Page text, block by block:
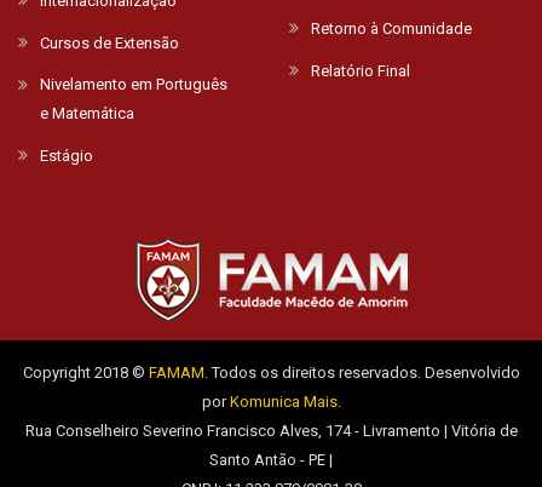
Cursos de Extensão
Nivelamento em Português
e Matemática
Estágio
Retorno à Comunidade
Relatório Final
Copyright 2018 © FAMAM. Todos os direitos reservados. Desenvolvido
porKomunica Mais.
Rua Conselheiro Severino Francisco Alves, 174 - Livramento | Vitória de
Santo Antão - PE |